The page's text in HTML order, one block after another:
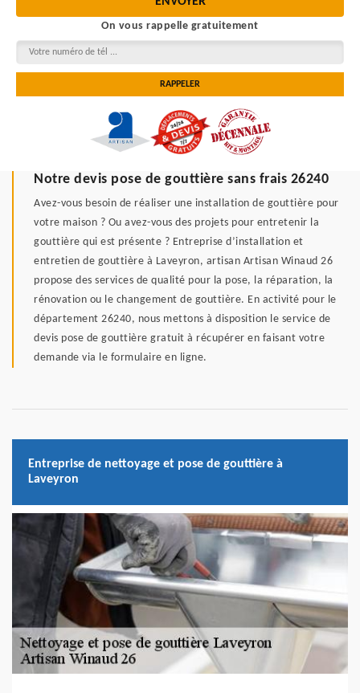
On vous rappelle gratuitement
Notre devis pose de gouttière sans frais 26240
Avez-vous besoin de réaliser une installation de gouttière pour
votre maison ? Ou avez-vous des projets pour entretenir la
gouttière qui est présente ? Entreprise d’installation et
entretien de gouttière à Laveyron, artisan Artisan Winaud 26
propose des services de qualité pour la pose, la réparation, la
rénovation ou le changement de gouttière. En activité pour le
département 26240, nous mettons à disposition le service de
devis pose de gouttière gratuit à récupérer en faisant votre
demande via le formulaire en ligne.
Entreprise de nettoyage et pose de gouttière à
Laveyron